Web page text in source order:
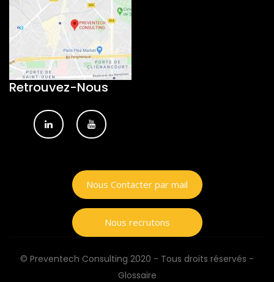
Retrouvez-Nous
Nous Contacter par mail
Nous recrutons
© Preventech Consulting 2020 - Tous droits réservés -
Glossaire